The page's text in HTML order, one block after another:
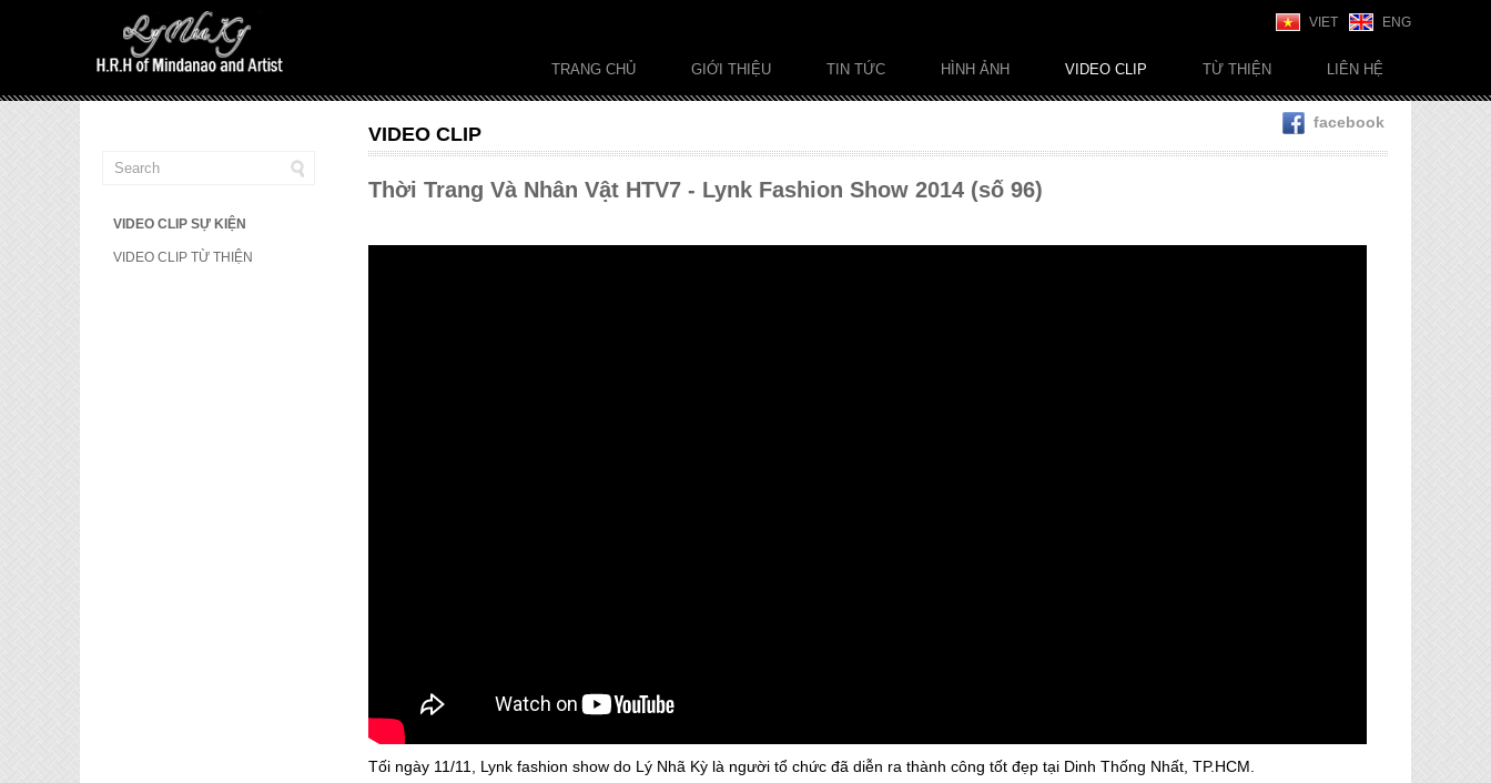
VIET ENG
TRANG CHỦ GIỚI THIỆU TIN TỨC HÌNH ẢNH VIDEO CLIP TỪ THIỆN LIÊN HỆ
facebook
VIDEO CLIP SỰ KIỆN
VIDEO CLIP TỪ THIỆN
VIDEO CLIP
Thời Trang Và Nhân Vật HTV7 - Lynk Fashion Show 2014 (số 96)
Tối ngày 11/11, Lynk fashion show do Lý Nhã Kỳ là người tổ chức đã diễn ra thành công tốt đẹp tại Dinh Thống Nhất, TP.HCM.